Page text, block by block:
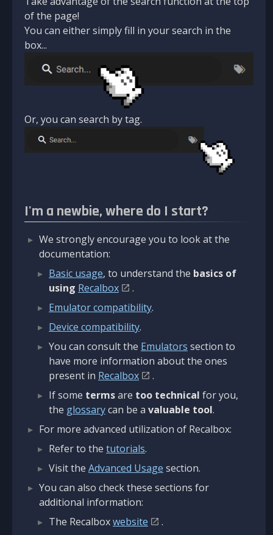
of the page!
You can either simply fill in your search in the
box...
Or, you can search by tag.
I'm a newbie, where do I start?
We strongly encourage you to look at the
documentation:
Basic usage, to understand the basics of
using Recalbox
.
Emulator compatibility.
Device compatibility.
You can consult the Emulators section to
have more information about the ones
present in Recalbox
.
If some termsare too technical for you,
the glossarycan be a valuable tool.
For more advanced utilization of Recalbox:
Refer to the tutorials.
Visit the Advanced Usage section.
You can also check these sections for
additional information:
The Recalboxwebsite
.